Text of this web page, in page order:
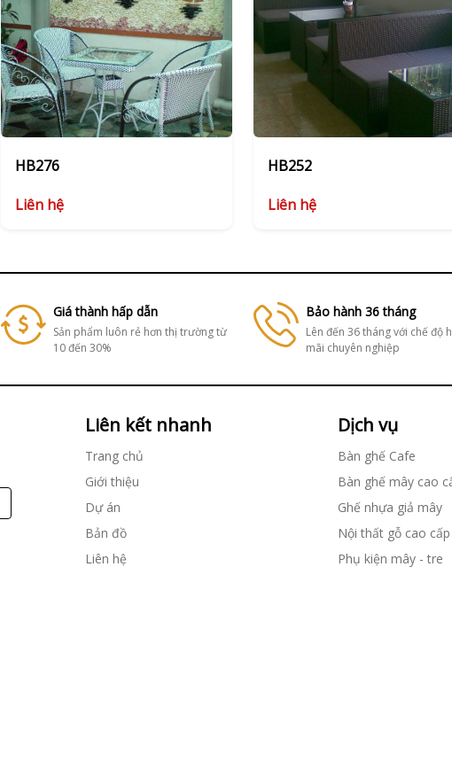
HB276
Liên hệ
HB252
Liên hệ
Giá thành hấp dẫn
Sản phẩm luôn rẻ hơn thị trường từ
10 đến 30%
Bảo hành 36 tháng
Lên đến 36 tháng với chế độ
mãi chuyên nghiệp
Liên kết nhanh
Trang chủ
Giới thiệu
Dự án
Bản đồ
Liên hệ
Dịch vụ
Bàn ghế Cafe
Bàn ghế mây cao
Ghế nhựa giả mây
Nội thất gỗ cao cấp
Phụ kiện mây - tre